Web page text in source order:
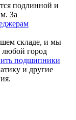
подлинной и
За
складе, и мы
любой город
подшипники
и другие